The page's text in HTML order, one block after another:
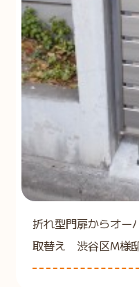
折れ型門扉からオー
取替え 渋谷区M様